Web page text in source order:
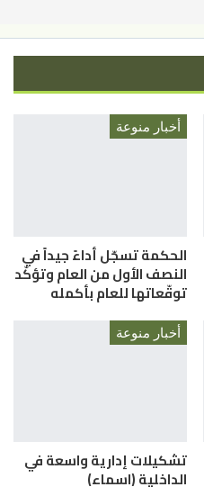
أخبار منوعة
الحكمة تسجّل أداءً جيداً في
النصف الأول من العام وتؤكّد
توقّعاتها للعام بأكمله
أخبار منوعة
تشكيلات إدارية واسعة في
الداخلية (اسماء)